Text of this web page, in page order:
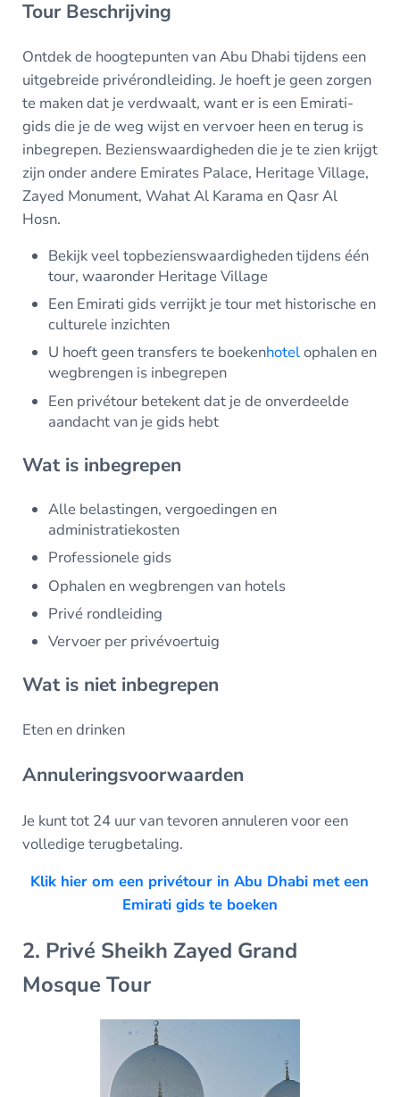
Tour Beschrijving
Ontdek de hoogtepunten van Abu Dhabi tijdens een
uitgebreide privérondleiding. Je hoeft je geen zorgen
te maken dat je verdwaalt, want er is een Emirati-
gids die je de weg wijst en vervoer heen en terug is
inbegrepen. Bezienswaardigheden die je te zien krijgt
zijn onder andere Emirates Palace, Heritage Village,
Zayed Monument, Wahat Al Karama en Qasr Al
Hosn.
Bekijk veel topbezienswaardigheden tijdens één
tour, waaronder Heritage Village
Een Emirati gids verrijkt je tour met historische en
culturele inzichten
U hoeft geen transfers te boekenhotelophalen en
wegbrengen is inbegrepen
Een privétour betekent dat je de onverdeelde
aandacht van je gids hebt
Wat is inbegrepen
Alle belastingen, vergoedingen en
administratiekosten
Professionele gids
Ophalen en wegbrengen van hotels
Privé rondleiding
Vervoer per privévoertuig
Wat is niet inbegrepen
Eten en drinken
Annuleringsvoorwaarden
Je kunt tot 24 uur van tevoren annuleren voor een
volledige terugbetaling.
Klik hier om een privétour in Abu Dhabi met een
Emirati gids te boeken
2. Privé Sheikh Zayed Grand
Mosque Tour